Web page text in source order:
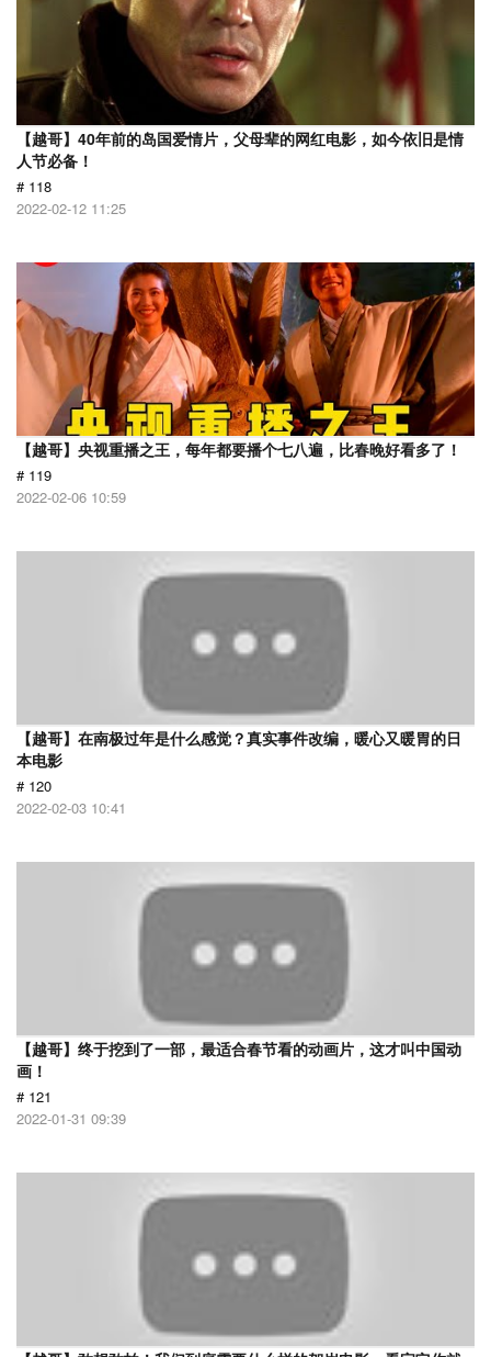
【越哥】40年前的岛国爱情片，父母辈的网红电影，如今依旧是情
人节必备！
# 118
2022-02-12 11:25
【越哥】央视重播之王，每年都要播个七八遍，比春晚好看多了！
# 119
2022-02-06 10:59
【越哥】在南极过年是什么感觉？真实事件改编，暖心又暖胃的日
本电影
# 120
2022-02-03 10:41
【越哥】终于挖到了一部，最适合春节看的动画片，这才叫中国动
画！
# 121
2022-01-31 09:39